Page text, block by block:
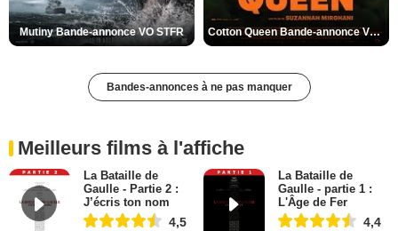
Mutiny Bande-annonce VO STFR Cotton Queen Bande-annonce VO STFR
Bandes-annonces à ne pas manquer
Meilleurs films à l'affiche
La Bataille de
Gaulle - Partie 2 :
J’écris ton nom
4,5
La Bataille de
Gaulle - partie 1 :
L'Âge de Fer
4,4